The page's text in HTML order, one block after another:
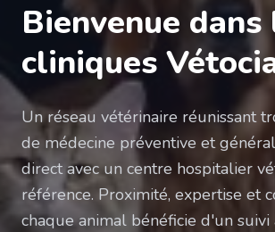
Bienvenue dans
cliniques
Un réseau vétérinaire réunissant
de médecine préventive et
direct avec un centre hospitalier
référence. Proximité, expertise et
chaque animal bénéficie d'un suivi